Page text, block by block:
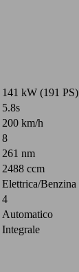
141 kW (191 PS)
5.8s
200 km/h
8
261 nm
2488 ccm
Elettrica/Benzina
4
Automatico
Integrale